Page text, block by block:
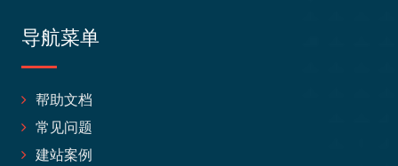
导航菜单
帮助文档
常见问题
建站案例